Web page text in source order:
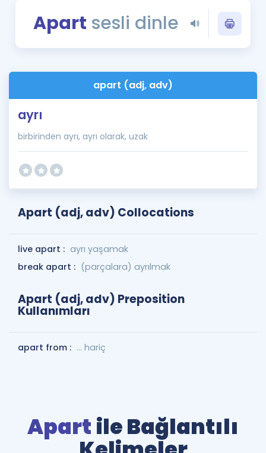
Rehberlik Aracı
Kampanyalar
Blog
İngilizce Gramer
Apart sesli dinle
apart (adj, adv)
ayrı
birbirinden ayrı, ayrı olarak, uzak
Apart (adj, adv) Collocations
live apart : ayrı yaşamak
break apart : (parçalara) ayrılmak
Apart (adj, adv) Preposition
Kullanımları
apart from : … hariç
Apart ile Bağlantılı